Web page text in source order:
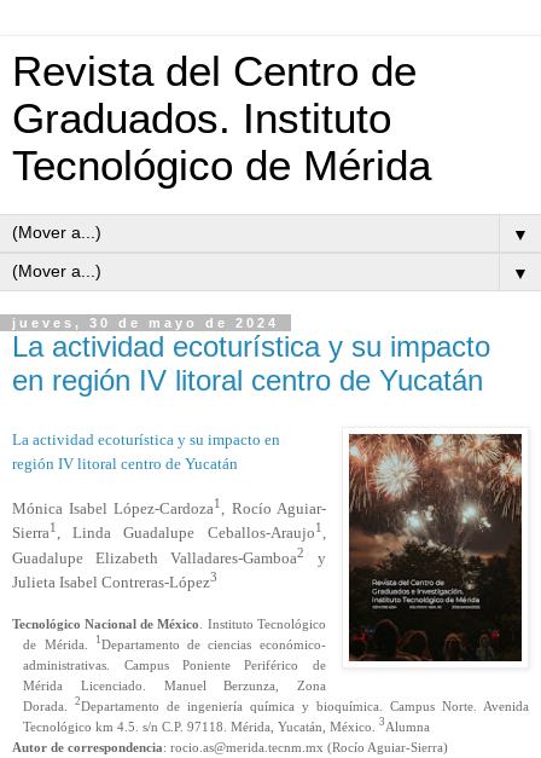
Revista del Centro de
Graduados. Instituto
Tecnológico de Mérida
▼
▼
jueves, 30 de mayo de 2024
La actividad ecoturística y su impacto
en región IV litoral centro de Yucatán
La actividad ecoturística y su impacto en
región IV litoral centro de Yucatán
Mónica Isabel López-Cardoza1 , Rocío Aguiar-
Sierra1 , Linda Guadalupe Ceballos-Araujo1 ,
Guadalupe Elizabeth Valladares-Gamboa2 y
Julieta Isabel Contreras-López3
Tecnológico Nacional de México. Instituto Tecnológico
de Mérida.
1Departamento de ciencias económico-
administrativas. Campus Poniente Periférico de
Mérida Licenciado. Manuel Berzunza, Zona
Dorada.2Departamento de ingeniería química y bioquímica. Campus Norte. Avenida
Tecnológico km 4.5. s/n C.P. 97118. Mérida, Yucatán, México.3Alumna
Autor de correspondencia: rocio.as@merida.tecnm.mx (Rocío Aguiar-Sierra)